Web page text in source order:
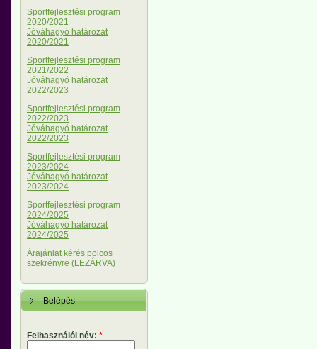
Sportfejlesztési program
2020/2021
Jóváhagyó határozat
2020/2021
Sportfejlesztési program
2021/2022
Jóváhagyó határozat
2022/2023
Sportfejlesztési program
2022/2023
Jóváhagyó határozat
2022/2023
Sportfejlesztési program
2023/2024
Jóváhagyó határozat
2023/2024
Sportfejlesztési program
2024/2025
Jóváhagyó határozat
2024/2025
Árajánlat kérés polcos
szekrényre (LEZÁRVA)
Belépés
Felhasználói név: *